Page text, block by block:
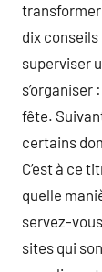
dix
superviser
s’organiser
fête.
certains
C’est à ce
quelle
servez-
sites qui